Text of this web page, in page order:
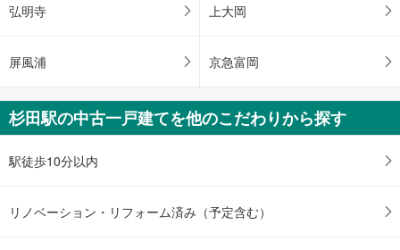
弘明寺 上大岡
屏風浦 京急富岡
杉田駅の中古一戸建てを他のこだわりから探す
駅徒歩10分以内
リノベーション・リフォーム済み（予定含む）